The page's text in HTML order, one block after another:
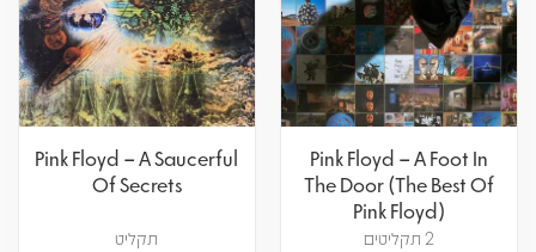
Pink Floyd – A Foot In
The Door (The Best Of
Pink Floyd)
2 תקליטים
Pink Floyd – A Saucerful
Of Secrets
תקליט